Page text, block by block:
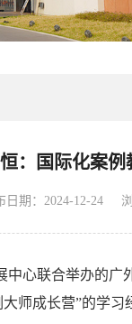
：国际化案
日期：2024-12-24
中心联合举办的
师成长营”的学